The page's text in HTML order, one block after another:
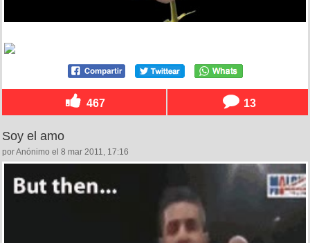
467 13
Soy el amo
por Anónimo el 8 mar 2011, 17:16